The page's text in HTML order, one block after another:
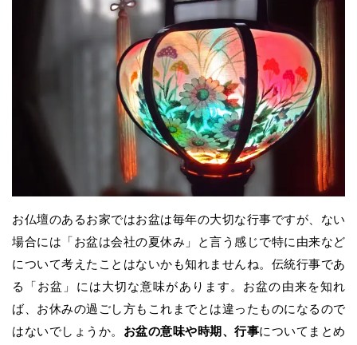
お仏壇のあるお家ではお盆は毎年の大切な行事ですが、ない
場合には「お盆は会社の夏休み」と言う感じで特に由来など
について考えたことはないかも知れませんね。伝統行事であ
る「お盆」には大切な意味があります。お盆の由来を知れ
ば、お休みの過ごし方もこれまでとは違ったものになるので
はないでしょうか。 お盆の意味や時期、行事についてまとめ